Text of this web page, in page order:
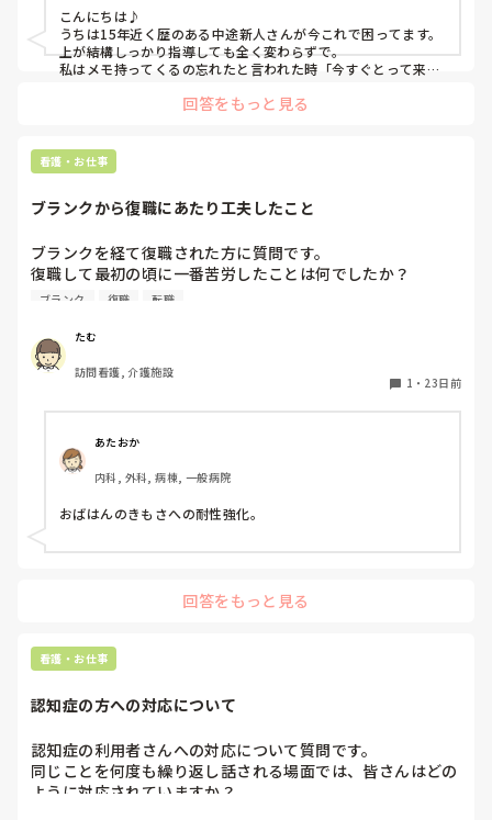
こんにちは♪
うちは15年近く歴のある中途新人さんが今これで困ってます。
上が結構しっかり指導しても全く変わらずで。
私はメモ持ってくるの忘れたと言われた時「今すぐとって来て
行ってもらってます。「家に置いてきた。」と言われた時は
務に支障なければなんでもいいんですが。フォローの先輩つい
てるのに同じ事を人変えて5回6回聞くので「マニュアルになん
しくわからないので、フォローに確認して下さい。」で返事し
言われました。」とかいい出しますし。
うちは誰が指導するか決めて、その人に話しを集めてます。基
本役職者です。
新人さんならまだ言いやすいと思うので、みんなで対応統一す
良き方法ありましたら是非教えてください！
回答をもっと見る
看護・お仕事
ブランクから復職にあたり工夫したこと
ブランクを経て復職された方に質問です。
復職して最初の頃に一番苦労したことは何でしたか？
また、不安を乗り越えるために役立った勉強法や工夫があれ
ブランク 復職 転職
たむ
訪問看護, 介護施設
1 ・ 23日前
あたおか
内科, 外科, 病棟, 一般病院
おばはんのきもさへの耐性強化。
回答をもっと見る
看護・お仕事
認知症の方への対応について
認知症の利用者さんへの対応について質問です。
同じことを何度も繰り返し話される場面では、皆さんはどの
ように対応されていますか？